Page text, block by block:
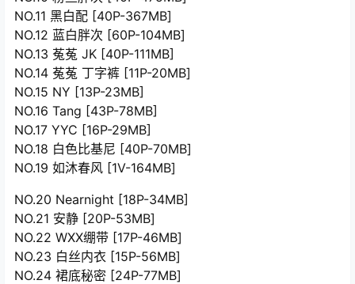
NO.11 黑白配 [40P-367MB]
NO.12 蓝白胖次 [60P-104MB]
NO.13 菟菟 JK [40P-111MB]
NO.14 菟菟 丁字裤 [11P-20MB]
NO.15 NY [13P-23MB]
NO.16 Tang [43P-78MB]
NO.17 YYC [16P-29MB]
NO.18 白色比基尼 [40P-70MB]
NO.19 如沐春风 [1V-164MB]
NO.20 Nearnight [18P-34MB]
NO.21 安静 [20P-53MB]
NO.22 WXX绷带 [17P-46MB]
NO.23 白丝内衣 [15P-56MB]
NO.24 裙底秘密 [24P-77MB]